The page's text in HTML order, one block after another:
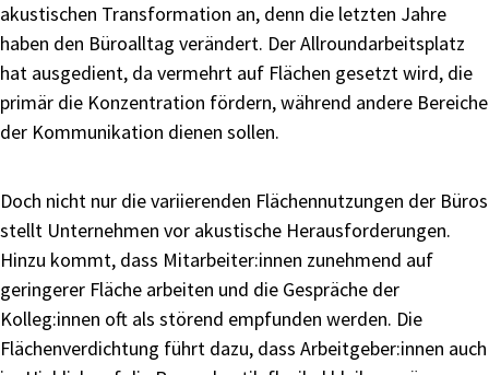
akustischen Transformation an, denn die letzten Jahre
haben den Büroalltag verändert. Der Allroundarbeitsplatz
hat ausgedient, da vermehrt auf Flächen gesetzt wird, die
primär die Konzentration fördern, während andere Bereiche
der Kommunikation dienen sollen.
Doch nicht nur die variierenden Flächennutzungen der Büros
stellt Unternehmen vor akustische Herausforderungen.
Hinzu kommt, dass Mitarbeiter:innen zunehmend auf
geringerer Fläche arbeiten und die Gespräche der
Kolleg:innen oft als störend empfunden werden. Die
Flächenverdichtung führt dazu, dass Arbeitgeber:innen auch